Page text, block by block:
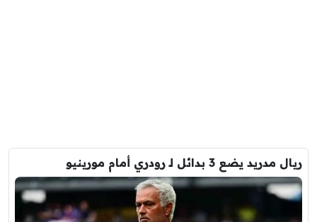
ريال مدريد يضع 3 بدائل لـ رودري أمام مورينيو